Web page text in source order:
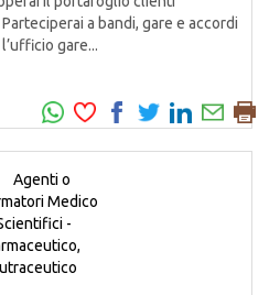
a bandi, gare e accordi
gare...